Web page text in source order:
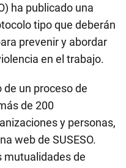
ha publicado una
tipo que deberán
prevenir y abordar
en el trabajo.
de un proceso de
de 200
y personas,
web de SUSESO.
mutualidades de